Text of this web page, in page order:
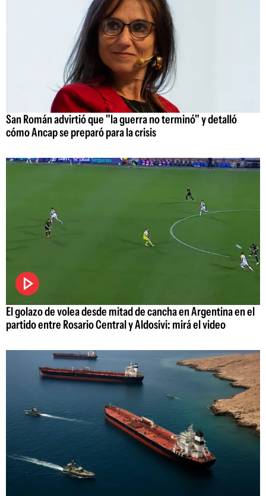
San Román advirtió que "la guerra no terminó" y detalló
cómo Ancap se preparó para la crisis
El golazo de volea desde mitad de cancha en Argentina en el
partido entre Rosario Central y Aldosivi: mirá el video